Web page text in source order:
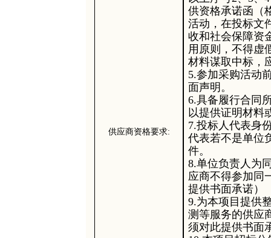
供应商资格要求:
供资格承诺函（
活动，在投标文
收和社会保障资
用原则，不得虚
材料谋取中标，
5.参加采购活动
面声明。
6.具备履行合同
以提供证明材料
7.投标人代表身
代表若不是单位
件。
8.单位负责人为
应商不得参加同
提供书面承诺）
9.为本项目提供
测等服务的供应
须对此提供书面